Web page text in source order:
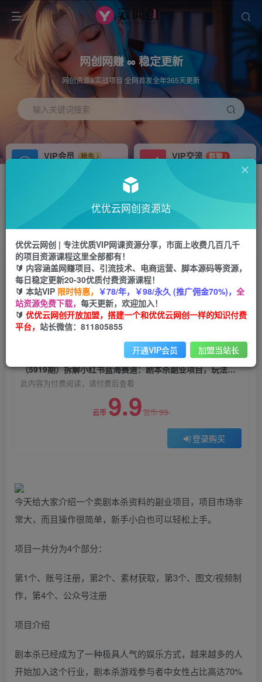
网创网赚 ∞ 稳定更新
网创资源&实战项目 全网首发全年365天更新
输入关键词搜索
VIP会员
抢先
免费下载全站资源
VIP交流
群聊
研究探讨更多创业项目路子。
站长V：hu91275
推荐
首页 中创网 正文
（5919期）拆解小红书蓝海赛道：剧本杀副业项
目，玩法思路一条龙分享给你【1节视频】
优优云网创
2年前发布
关注 私信
（5919期）拆解小红书蓝海赛道：剧本杀副业项目，玩法思路一条龙分享给你【1节视频】
此内容为付费阅读，请付费后查看
云币 9.9云币99
登录购买
今天给大家介绍一个卖剧本杀资料的副业项目，项目市场非
常大，而且操作很简单，新手小白也可以轻松上手。
项目一共分为4个部分：
第1个、账号注册，第2个、素材获取，第3个、图文/视频制
作，第4个、公众号注册
项目介绍
剧本杀已经成为了一种极具人气的娱乐方式，越来越多的人
开始加入这个行业，剧本杀游戏参与者中女性占比高达70%
优优云网创资源站
优优云网创 | 专注优质VIP网课资源分享，市面上收费几百几千
的项目资源课程这里全部都有！
🔰 内容涵盖网赚项目、引流技术、电商运营、脚本源码等资源，
每日稳定更新20-30优质付费资源课程！
🔰 本站VIP 限时特惠， ￥78/年，￥98/永久 (推广佣金70%)， 全
站资源免费下载， 每天更新，欢迎加入！
🔰 优优云网创开放加盟，搭建一个和优优云网创一样的知识付费
平台， 站长微信：811805855
开通VIP会员 加盟当站长